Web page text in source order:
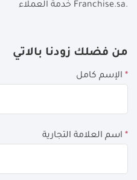
خدمة العملاء Franchise.sa.
من فضلك زودنا بالاتي
*
*